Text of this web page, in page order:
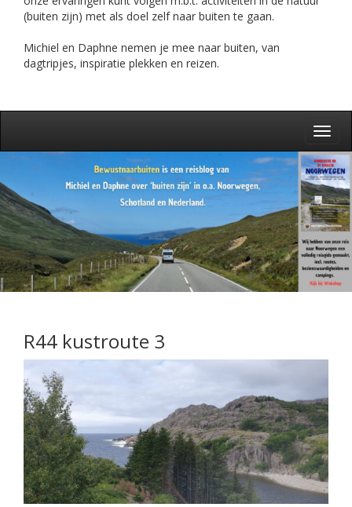
(buiten zijn) met als doel zelf naar buiten te gaan.
Michiel en Daphne nemen je mee naar buiten, van
dagtripjes, inspiratie plekken en reizen.
R44 kustroute 3